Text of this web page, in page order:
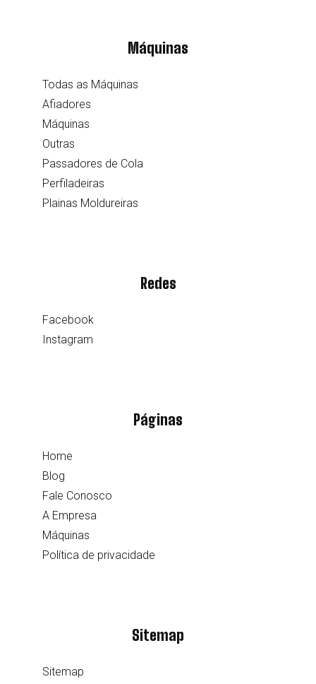
Máquinas
Todas as Máquinas
Afiadores
Máquinas
Outras
Passadores de Cola
Perfiladeiras
Plainas Moldureiras
Redes
Facebook
Instagram
Páginas
Home
Blog
Fale Conosco
A Empresa
Máquinas
Política de privacidade
Sitemap
Sitemap